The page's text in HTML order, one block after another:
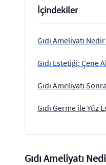
İçindekiler
Gıdı Ameliyatı Nedir
Gıdı Estetiği: Çene
Gıdı Ameliyatı
Gıdı Germe ile
Gıdı Ameliyatı